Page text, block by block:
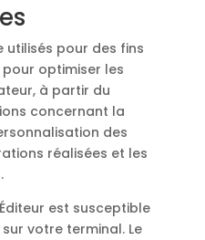
utilisés pour des fins
optimiser les
à partir du
concernant la
des
réalisées et les
est susceptible
votre terminal. Le